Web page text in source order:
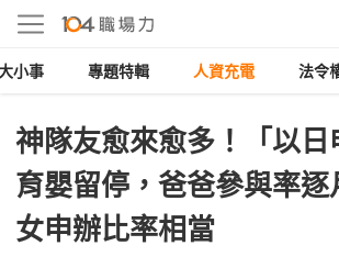
小事 專題特輯 人資充電 法令
神隊友愈來愈多！「以日
育嬰留停，爸爸參與率逐
女申辦比率相當